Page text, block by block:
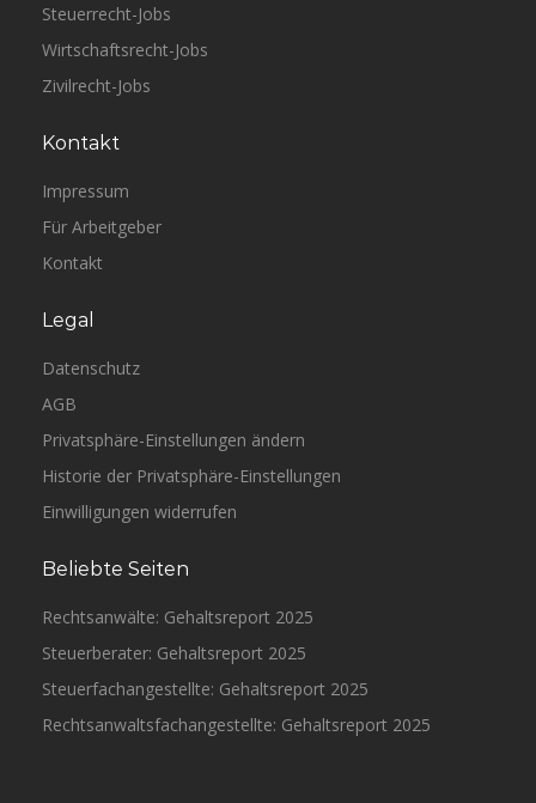
Steuerrecht-Jobs
Wirtschaftsrecht-Jobs
Zivilrecht-Jobs
Kontakt
Impressum
Für Arbeitgeber
Kontakt
Legal
Datenschutz
AGB
Privatsphäre-Einstellungen ändern
Historie der Privatsphäre-Einstellungen
Einwilligungen widerrufen
Beliebte Seiten
Rechtsanwälte: Gehaltsreport 2025
Steuerberater: Gehaltsreport 2025
Steuerfachangestellte: Gehaltsreport 2025
Rechtsanwaltsfachangestellte: Gehaltsreport 2025